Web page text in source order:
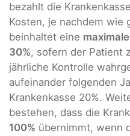
bezahlt die
Kosten, je nachdem wie
beinhaltet eine
30%, sofern der Patient
jährliche Kontrolle
aufeinander folgenden
Krankenkasse 20%.
bestehen, dass die
100% übernimmt, wenn